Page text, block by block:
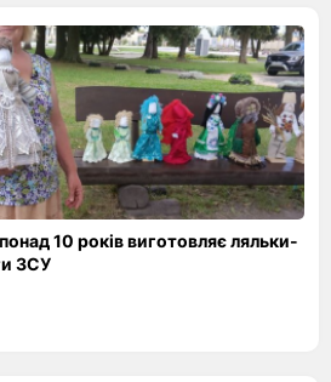
10 років виготовляє ляльки-
ЗСУ